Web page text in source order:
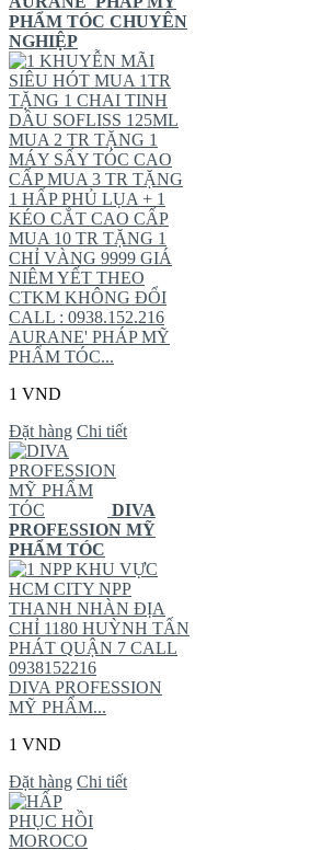
PHẨM TÓC CHUYÊN
NGHIỆP
KHUYỄN MÃI
SIÊU HÓT MUA 1TR
TẶNG 1 CHAI TINH
DẦU SOFLISS 125ML
MUA 2 TR TẶNG 1
MÁY SẤY TÓC CAO
CẤP MUA 3 TR TẶNG
1 HẤP PHỦ LỤA + 1
KÉO CẮT CAO CẤP
MUA 10 TR TẶNG 1
CHỈ VÀNG 9999 GIÁ
NIÊM YẾT THEO
CTKM KHÔNG ĐỔI
CALL : 0938.152.216
AURANE' PHÁP MỸ
PHẨM TÓC...
1 VND
Đặt hàng Chi tiết
DIVA
PROFESSION MỸ
PHẨM TÓC
NPP KHU VỰC
HCM CITY NPP
THANH NHÀN ĐỊA
CHỈ 1180 HUỲNH TẤN
PHÁT QUẬN 7 CALL
0938152216
DIVA PROFESSION
MỸ PHẨM...
1 VND
Đặt hàng Chi tiết